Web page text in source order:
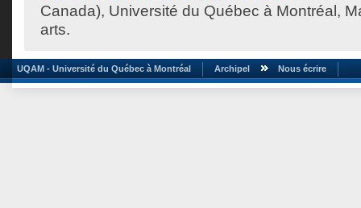
Canada), Université du Québec à Montréal,
arts.
UQAM - Université du Québec à Montréal Archipel Nous écrire